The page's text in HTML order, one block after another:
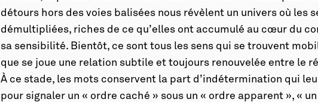
détours hors des voies balisées nous révèlent un univers où les
démultipliées, riches de ce qu’elles ont accumulé au cœur du
sa sensibilité. Bientôt, ce sont tous les sens qui se trouvent
que se joue une relation subtile et toujours renouvelée entre le
À ce stade, les mots conservent la part d’indétermination qui
pour signaler un « ordre caché » sous un « ordre apparent », «